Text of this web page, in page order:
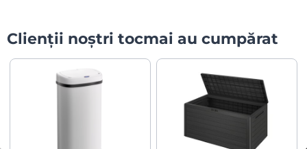
Clienții noștri tocmai au cumpărat